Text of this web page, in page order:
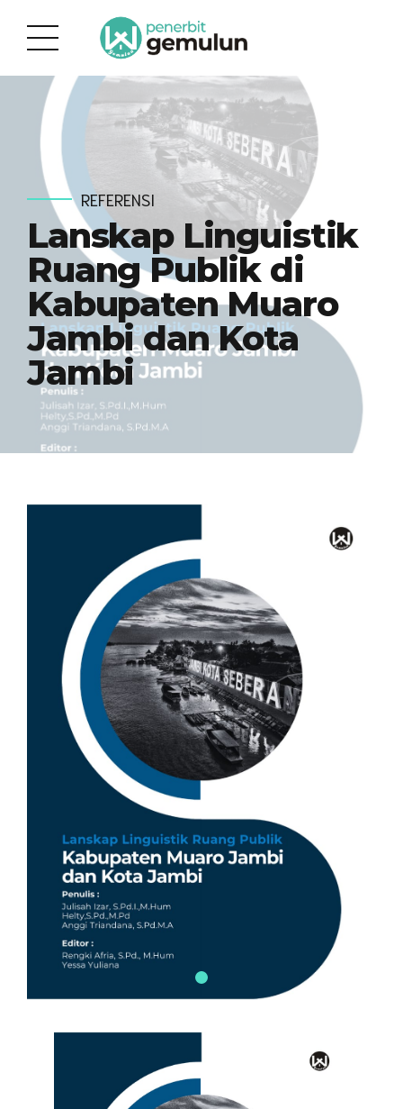
REFERENSI
Lanskap Linguistik
Ruang Publik di
Kabupaten Muaro
Jambi dan Kota
Jambi